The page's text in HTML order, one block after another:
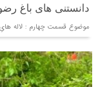
دانستنی های باغ
موضوع قسمت چهارم : لاله